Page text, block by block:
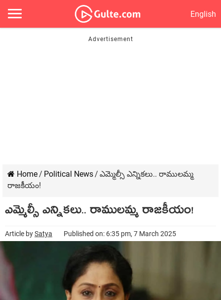
English
Home/ Political News/ ఎమ్మెల్సీ ఎన్నిక‌లు.. రాముల‌మ్మ
రాజ‌కీయం!
ఎమ్మెల్సీ ఎన్నిక‌లు.. రాముల‌మ్మ రాజ‌కీయం!
Article bySatya Published on: 6:35 pm, 7 March 2025